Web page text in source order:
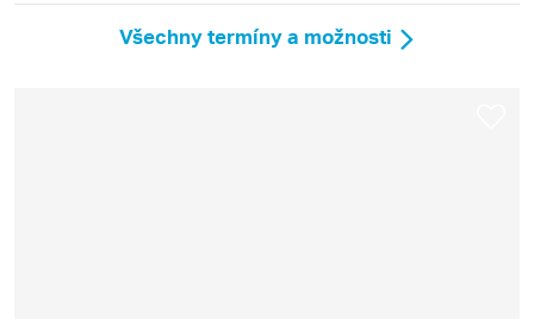
Všechny termíny a možnosti